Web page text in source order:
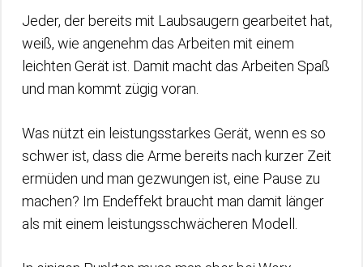
Jeder, der bereits mit Laubsaugern gearbeitet hat,
weiß, wie angenehm das Arbeiten mit einem
leichten Gerät ist. Damit macht das Arbeiten Spaß
und man kommt zügig voran.
Was nützt ein leistungsstarkes Gerät, wenn es so
schwer ist, dass die Arme bereits nach kurzer Zeit
ermüden und man gezwungen ist, eine Pause zu
machen? Im Endeffekt braucht man damit länger
als mit einem leistungsschwächeren Modell.